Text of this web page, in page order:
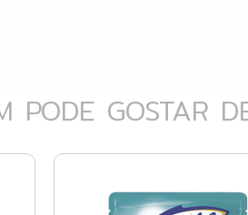
PODE GOSTAR